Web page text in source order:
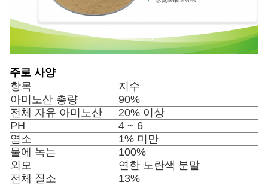
주로 사양
항목
지수
아미노산 총량
90%
전체 자유 아미노산
20% 이상
PH
4 ~ 6
염소
1% 미만
물에 녹는
100%
외모
연한 노란색 분말
전체 질소
13%